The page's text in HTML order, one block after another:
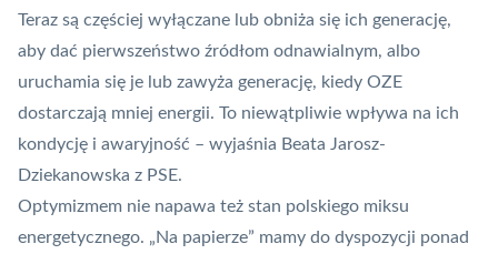
Teraz są częściej wyłączane lub obniża się ich generację,
aby dać pierwszeństwo źródłom odnawialnym, albo
uruchamia się je lub zawyża generację, kiedy OZE
dostarczają mniej energii. To niewątpliwie wpływa na ich
kondycję i awaryjność – wyjaśnia Beata Jarosz-
Dziekanowska z PSE.
Optymizmem nie napawa też stan polskiego miksu
energetycznego. „Na papierze” mamy do dyspozycji ponad